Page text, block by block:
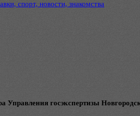
спорт, новости, знакомства
Управления госэкспертизы